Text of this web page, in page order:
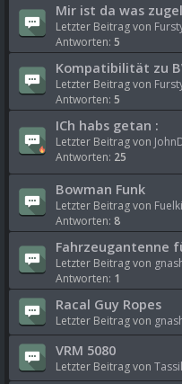
Mir ist da was
Letzter Beitrag von
Antworten: 5
Kompatibilität zu
Letzter Beitrag von
Antworten: 5
ICh habs getan :
Letzter Beitrag von
Antworten: 25
Bowman Funk
Letzter Beitrag von
Antworten: 8
Fahrzeugantenne
Letzter Beitrag von
Antworten: 1
Racal Guy Ropes
Letzter Beitrag von
VRM 5080
Letzter Beitrag von